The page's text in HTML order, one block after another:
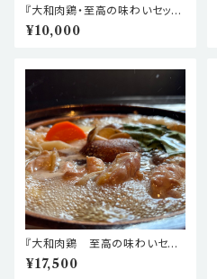
『大和肉鶏・至高の味わいセッ
ト』〜大和肉鶏を余す事なく味わ
う、至福のアウトドア〜
¥10,000
『大和肉鶏 至高の味わいセッ
ト』〜大和肉鶏の旨味を余すこと
なく楽しむ、ごちそう鍋〜
¥17,500